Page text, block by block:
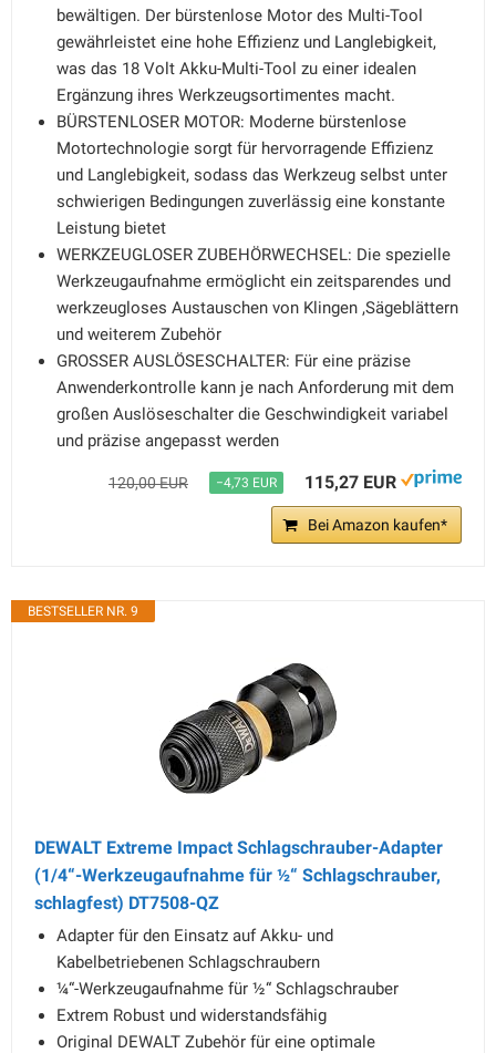
bewältigen. Der bürstenlose Motor des Multi-Tool
gewährleistet eine hohe Effizienz und Langlebigkeit,
was das 18 Volt Akku-Multi-Tool zu einer idealen
Ergänzung ihres Werkzeugsortimentes macht.
BÜRSTENLOSER MOTOR: Moderne bürstenlose
Motortechnologie sorgt für hervorragende Effizienz
und Langlebigkeit, sodass das Werkzeug selbst unter
schwierigen Bedingungen zuverlässig eine konstante
Leistung bietet
WERKZEUGLOSER ZUBEHÖRWECHSEL: Die spezielle
Werkzeugaufnahme ermöglicht ein zeitsparendes und
werkzeugloses Austauschen von Klingen ,Sägeblättern
und weiterem Zubehör
GROSSER AUSLÖSESCHALTER: Für eine präzise
Anwenderkontrolle kann je nach Anforderung mit dem
großen Auslöseschalter die Geschwindigkeit variabel
und präzise angepasst werden
120,00 EUR −4,73 EUR 115,27 EUR
Bei Amazon kaufen*
BESTSELLER NR. 9
DEWALT Extreme Impact Schlagschrauber-Adapter
(1/4“-Werkzeugaufnahme für ½“ Schlagschrauber,
schlagfest) DT7508-QZ
Adapter für den Einsatz auf Akku- und
Kabelbetriebenen Schlagschraubern
¼“-Werkzeugaufnahme für ½“ Schlagschrauber
Extrem Robust und widerstandsfähig
Original DEWALT Zubehör für eine optimale